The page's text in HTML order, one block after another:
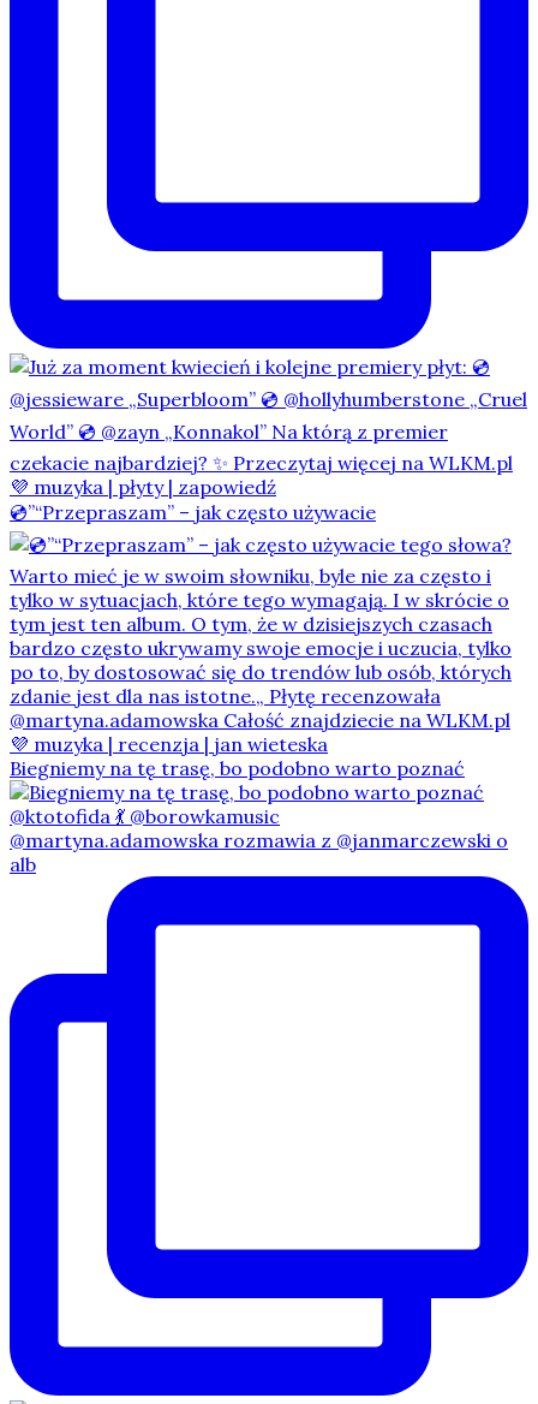
💿”“Przepraszam” – jak często używacie
Biegniemy na tę trasę, bo podobno warto poznać
@martyna.adamowska rozmawia z @janmarczewski o
alb